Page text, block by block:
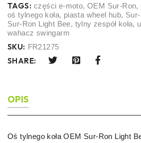
TAGS: części e-moto,OEM Sur-Ron,
oś tylnego koła, piasta wheel hub,
Sur-Ron Light Bee, tylny zespół koła,
wahacz swingarm
SKU: FR21275
SHARE:
OPIS
Oś tylnego koła OEM Sur-Ron Light